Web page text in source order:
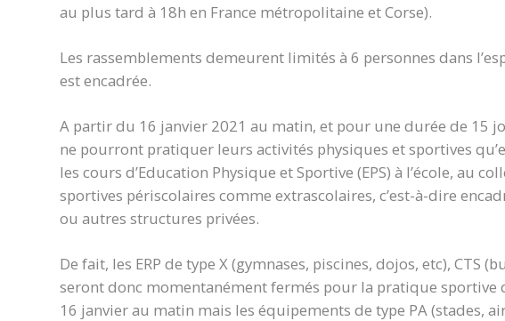
au plus tard à 18h en France métropolitaine et Corse).
Les rassemblements demeurent limités à 6 personnes dans
est encadrée.
A partir du 16 janvier 2021 au matin, et pour une durée de 15
ne pourront pratiquer leurs activités physiques et sportives
les cours d’Education Physique et Sportive (EPS) à l’école, au
sportives périscolaires comme extrascolaires, c’est-à-dire
ou autres structures privées.
De fait, les ERP de type X (gymnases, piscines, dojos, etc), CTS
seront donc momentanément fermés pour la pratique sportive
16 janvier au matin mais les équipements de type PA (stades,